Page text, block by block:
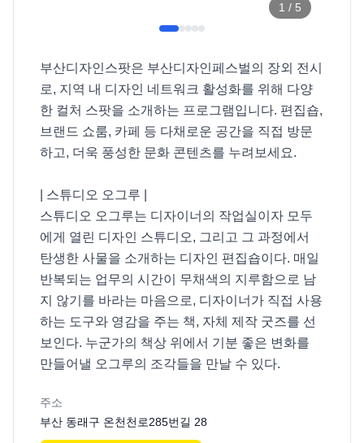
1 / 5
부산디자인스팟은 부산디자인페스벌의 장외 전시
로, 지역 내 디자인 네트워크 활성화를 위해 다양
한 컬처 스팟을 소개하는 프로그램입니다. 편집숍,
브랜드 쇼룸, 카페 등 다채로운 공간을 직접 방문
하고, 더욱 풍성한 문화 콘텐츠를 누려보세요.
| 스튜디오 오그루 |
스튜디오 오그루는 디자이너의 작업실이자 모두
에게 열린 디자인 스튜디오, 그리고 그 과정에서
탄생한 사물을 소개하는 디자인 편집숍이다. 매일
반복되는 업무의 시간이 무채색의 지루함으로 남
지 않기를 바라는 마음으로, 디자이너가 직접 사용
하는 도구와 영감을 주는 책, 자체 제작 굿즈를 선
보인다. 누군가의 책상 위에서 기분 좋은 변화를
만들어낼 오그루의 조각들을 만날 수 있다.
주소
부산 동래구 온천천로285번길 28